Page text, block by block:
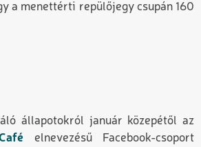
a menettérti repülőjegy csupán 160
állapotokról január közepétől az
elnevezésű Facebook-csoport